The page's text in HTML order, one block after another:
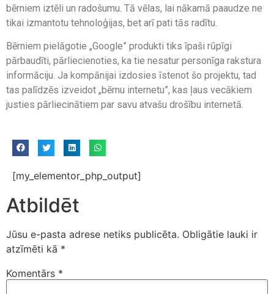
bērniem iztēli un radošumu. Tā vēlas, lai nākamā paaudze ne
tikai izmantotu tehnoloģijas, bet arī pati tās radītu.
Bērniem pielāgotie „Google” produkti tiks īpaši rūpīgi
pārbaudīti, pārliecienoties, ka tie nesatur personīga rakstura
informāciju. Ja kompānijai izdosies īstenot šo projektu, tad
tas palīdzēs izveidot „bērnu internetu”, kas ļaus vecākiem
justies pārliecinātiem par savu atvašu drošību internetā.
[my_elementor_php_output]
Atbildēt
Jūsu e-pasta adrese netiks publicēta. Obligātie lauki ir
atzīmēti kā *
Komentārs *